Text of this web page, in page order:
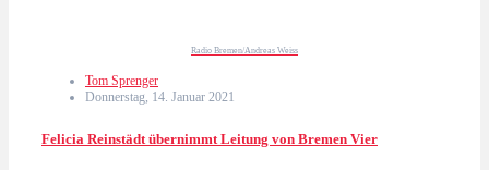
Radio Bremen/Andreas Weiss
Tom Sprenger
Donnerstag, 14. Januar 2021
Felicia Reinstädt übernimmt Leitung von Bremen Vier